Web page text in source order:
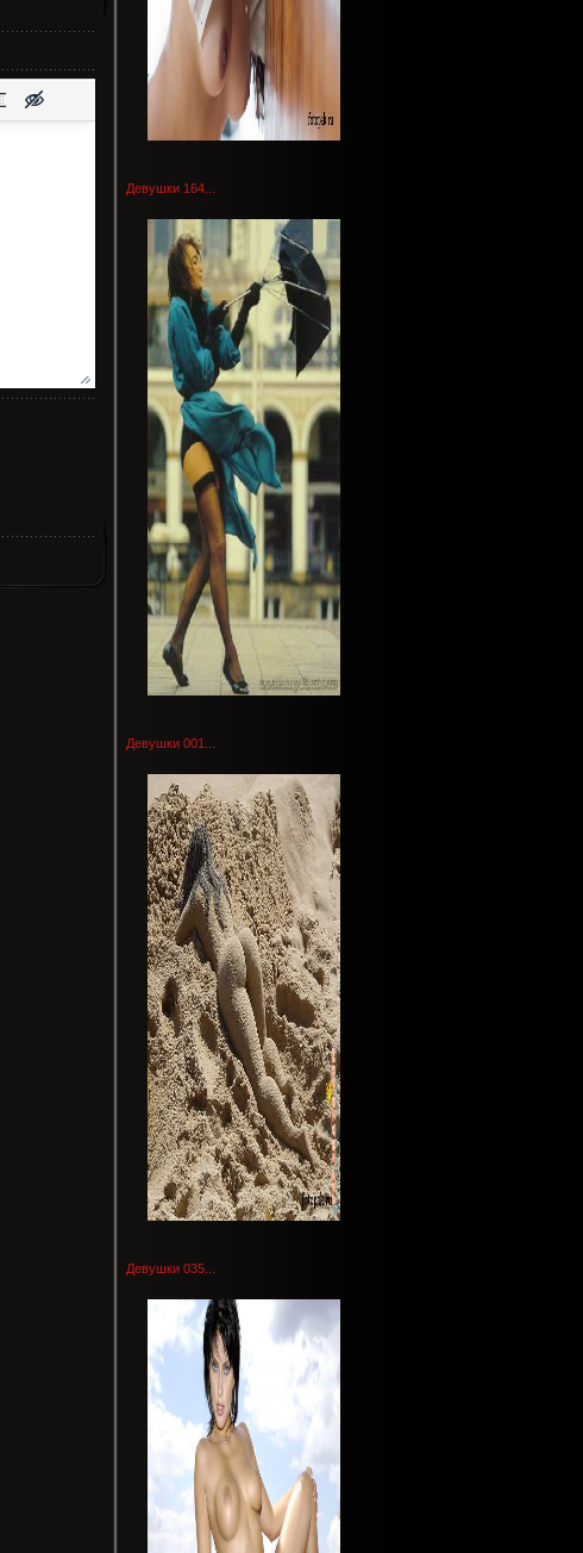
Девушки 164...
Девушки 001...
Девушки 035...